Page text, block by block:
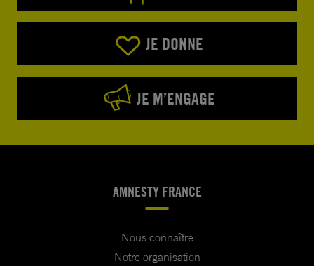
JE DONNE
JE M’ENGAGE
AMNESTY FRANCE
Nous connaître
Notre organisation